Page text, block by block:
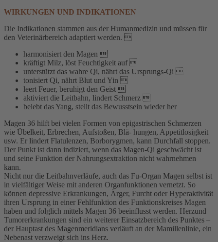
WIRKUNGEN UND INDIKATIONEN
Die Indikationen stammen aus der Humanmedizin und müssen für
den Veterinärbereich adaptiert werden. 
harmonisiert den Magen 
kräftigt Milz, löst Feuchtigkeit auf 
unterstützt das wahre Qi, nährt das Ursprungs-Qi 
tonisiert Qi, nährt Blut und Yin 
leert Feuer, beruhigt den Geist 
aktiviert die Leitbahn, lindert Schmerz 
belebt das Yang, stellt das Bewusstsein wieder her
Magen 36 hilft bei vielen Formen von epigastrischen Schmerzen
wie Übelkeit, Erbrechen, Aufstoßen, Blä- hungen, Appetitlosigkeit
usw. Er lindert Flatulenzen, Borborygmen, kann Durchfall stoppen.
Der Punkt ist dann indiziert, wenn das Magen-Qi geschwächt ist
und seine Funktion der Nahrungsextraktion nicht wahrnehmen
kann.
Nicht nur die Leitbahnverläufe, auch das Fu-Organ Magen selbst ist
in vielfältiger Weise mit anderen Organfunktionen vernetzt. So
können depressive Erkrankungen, Ärger, Furcht oder Hyperaktivität
ihren Ursprung in einer Fehlfunktion des Funktionskreises Magen
haben und folglich mittels Magen 36 beeinflusst werden. Herzund
Tumorerkrankungen sind ein weiterer Einsatzbereich des Punktes –
der Hauptast des Magenmeridians verläuft an der Mamillenlinie, ein
Nebenast verzweigt sich ins Herz.